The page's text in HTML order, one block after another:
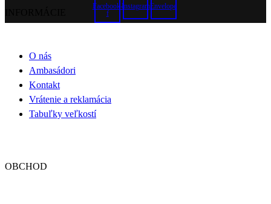
Facebook-
f
InstagramEnvelope
O nás
Ambasádori
Kontakt
Vrátenie a reklamácia
Tabuľky veľkostí
OBCHOD